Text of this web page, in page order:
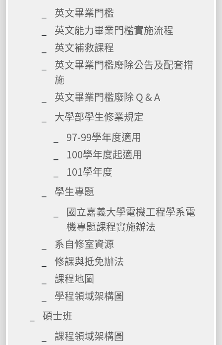
英文畢業門檻
英文能力畢業門檻實施流程
英文補救課程
英文畢業門檻廢除公告及配套措
施
英文畢業門檻廢除 Q & A
大學部學生修業規定
97-99學年度適用
100學年度起適用
101學年度
學生專題
國立嘉義大學電機工程學系電
機專題課程實施辦法
系自修室資源
修課與抵免辦法
課程地圖
學程領域架構圖
碩士班
課程領域架構圖